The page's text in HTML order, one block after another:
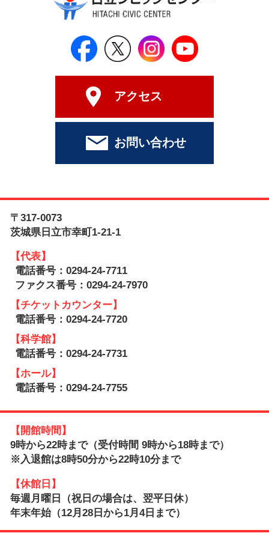
日立シビックセンター公式
日立シビックセンター
日立シビックセ
アクセス
お問い合わせ
〒317-0073
茨城県日立市幸町1-21-1
【代表】
電話番号：0294-24-7711
ファクス番号：0294-24-7970
【チケットカウンター】
電話番号：0294-24-7720
【科学館】
電話番号：0294-24-7731
【ホール】
電話番号：0294-24-7755
【開館時間】
9時から22時まで（受付時間 9時から18時まで）
※入退館は8時50分から22時10分まで
【休館日】
毎週月曜日（祝日の場合は、翌平日休）
年末年始（12月28日から1月4日まで）